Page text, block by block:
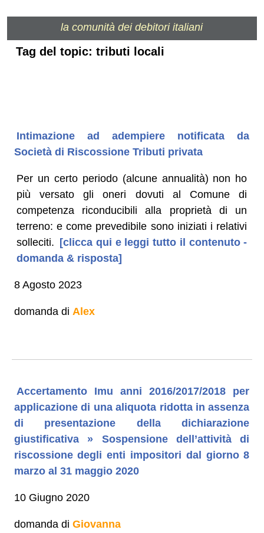
la comunità dei debitori italiani
Tag del topic: tributi locali
Intimazione ad adempiere notificata da
Società di Riscossione Tributi privata
Per un certo periodo (alcune annualità) non ho
più versato gli oneri dovuti al Comune di
competenza riconducibili alla proprietà di un
terreno: e come prevedibile sono iniziati i relativi
solleciti. [clicca qui e leggi tutto il contenuto -
domanda & risposta]
8 Agosto 2023
domanda di Alex
Accertamento Imu anni 2016/2017/2018 per
applicazione di una aliquota ridotta in assenza
di presentazione della dichiarazione
giustificativa » Sospensione dell’attività di
riscossione degli enti impositori dal giorno 8
marzo al 31 maggio 2020
10 Giugno 2020
domanda di Giovanna